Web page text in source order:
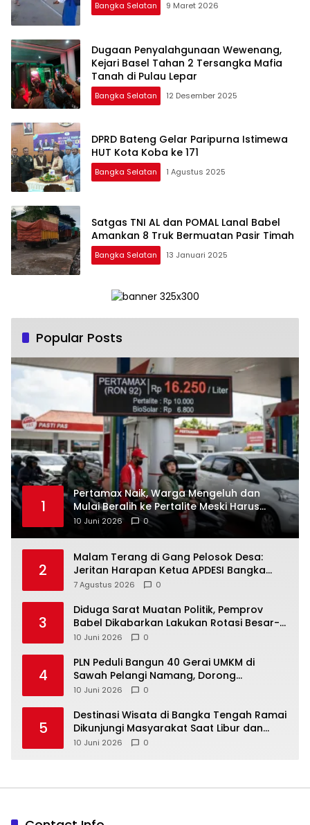
Bangka Selatan 9 Maret 2026
Dugaan Penyalahgunaan Wewenang,
Kejari Basel Tahan 2 Tersangka Mafia
Tanah di Pulau Lepar
Bangka Selatan 12 Desember 2025
DPRD Bateng Gelar Paripurna Istimewa
HUT Kota Koba ke 171
Bangka Selatan 1 Agustus 2025
Satgas TNI AL dan POMAL Lanal Babel
Amankan 8 Truk Bermuatan Pasir Timah
Bangka Selatan 13 Januari 2025
Popular Posts
1
‎Pertamax Naik, Warga Mengeluh dan
Mulai Beralih ke Pertalite Meski Harus
10 Juni 2026 0
2
Malam Terang di Gang Pelosok Desa:
Jeritan Harapan Ketua APDESI Bangka
Tengah untuk PLN Babel
7 Agustus 2026 0
3
‎Diduga Sarat Muatan Politik, Pemprov
Babel Dikabarkan Lakukan Rotasi Besar-
10 Juni 2026 0
4
‎PLN Peduli Bangun 40 Gerai UMKM di
Sawah Pelangi Namang, Dorong
10 Juni 2026 0
5
‎Destinasi Wisata di Bangka Tengah Ramai
Dikunjungi Masyarakat Saat Libur dan
Akhir Pekan
10 Juni 2026 0